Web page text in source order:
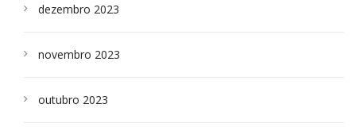
dezembro 2023
novembro 2023
outubro 2023